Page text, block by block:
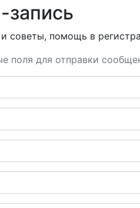
запись
советы, помощь в
поля для отправки